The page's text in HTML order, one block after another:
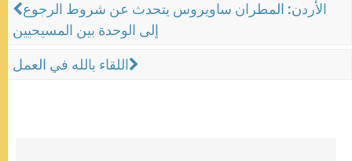
الأردن: المطران ساويروس يتحدث عن شروط الرجوع
إلى الوحدة بين المسيحيين
اللقاء بالله في العمل